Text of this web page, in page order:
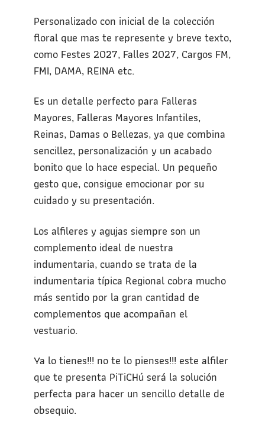
Personalizado con inicial de la colección
floral que mas te represente y breve texto,
como Festes 2027, Falles 2027, Cargos FM,
FMI, DAMA, REINA etc.
Es un detalle perfecto para Falleras
Mayores, Falleras Mayores Infantiles,
Reinas, Damas o Bellezas, ya que combina
sencillez, personalización y un acabado
bonito que lo hace especial. Un pequeño
gesto que, consigue emocionar por su
cuidado y su presentación.
Los alfileres y agujas siempre son un
complemento ideal de nuestra
indumentaria, cuando se trata de la
indumentaria típica Regional cobra mucho
más sentido por la gran cantidad de
complementos que acompañan el
vestuario.
Ya lo tienes!!! no te lo pienses!!! este alfiler
que te presenta PiTiCHú será la solución
perfecta para hacer un sencillo detalle de
obsequio.